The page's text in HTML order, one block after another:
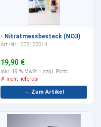
- Nitratmessbesteck (NO3)
Art.-Nr.: 003100014
19,90 €
inkl. 19 % MwSt. · zzgl. Porto
✗ nicht lieferbar
→ Zum Artikel